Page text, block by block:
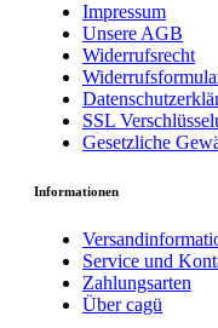
Impressum
Unsere AGB
Widerrufsrecht
SSL
Gesetzliche
Informationen
Service und
Zahlungsarten
Über cagü